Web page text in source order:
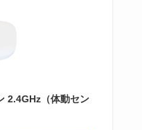
2.4GHz（体動セン